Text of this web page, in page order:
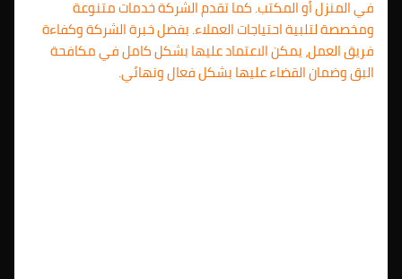
في المنزل أو المكتب. كما تقدم الشركة خدمات متنوعة
ومخصصة لتلبية احتياجات العملاء. بفضل خبرة الشركة وكفاءة
فريق العمل، يمكن الاعتماد عليها بشكل كامل في مكافحة
البق وضمان القضاء عليها بشكل فعال ونهائي.